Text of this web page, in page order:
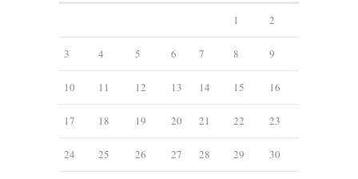
1 2
3 4 5 6 7 8 9
10 11 12 13 14 15 16
17 18 19 20 21 22 23
24 25 26 27 28 29 30